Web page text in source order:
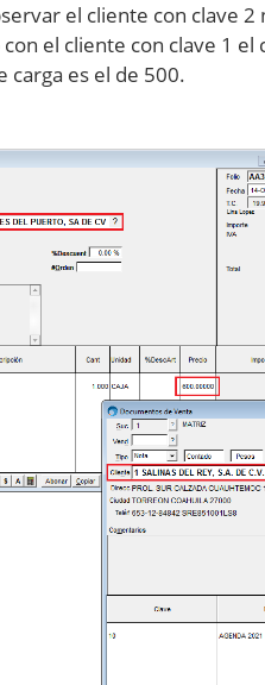
el cliente con clave
el cliente con clave 1
carga es el de 500.